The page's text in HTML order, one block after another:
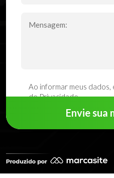
Ao informar meus dados,
de Privacidade